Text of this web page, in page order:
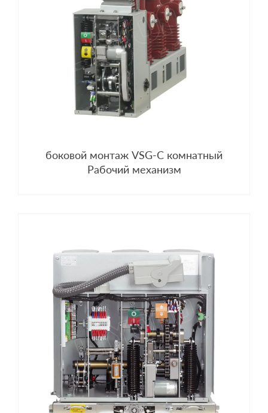
боковой монтаж VSG-C комнатный
Рабочий механизм